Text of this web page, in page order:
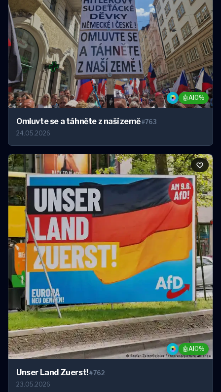
🤖AI 0%
Omluvte se a táhněte z naší země#763
24.05.2026
🤖AI 0%
Unser Land Zuerst!#762
23.05.2026